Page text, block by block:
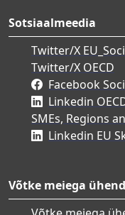
Sotsiaalmeedia
Twitter/X
Twitter/X OECD
Facebook
Linkedin
SMEs, Regions
Linkedin EU
Võtke meiega